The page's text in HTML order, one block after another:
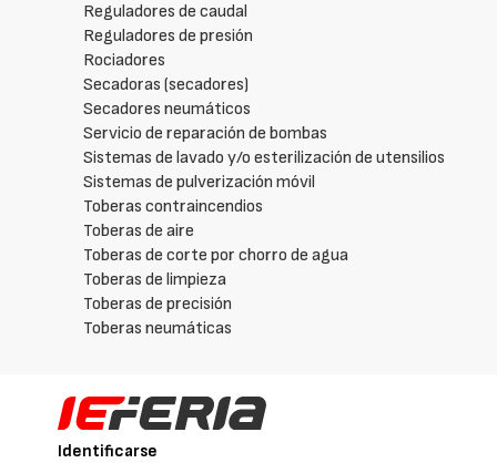
Reguladores de caudal
Reguladores de presión
Rociadores
Secadoras (secadores)
Secadores neumáticos
Servicio de reparación de bombas
Sistemas de lavado y/o esterilización de utensilios
Sistemas de pulverización móvil
Toberas contraincendios
Toberas de aire
Toberas de corte por chorro de agua
Toberas de limpieza
Toberas de precisión
Toberas neumáticas
Identificarse